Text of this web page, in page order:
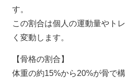
す。
この割合は個人の運動量やト
く変動します。
【骨格の割合】
体重の約15%から20%が骨で構